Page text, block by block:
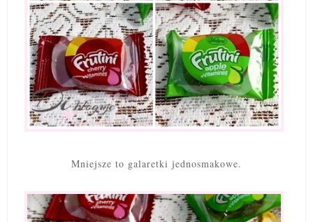
Mniejsze to galaretki jednosmakowe.